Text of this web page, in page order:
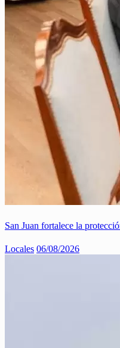
San Juan fortalece la
Locales 06/08/2026